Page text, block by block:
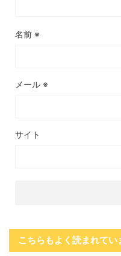
名前 ※
メール ※
サイト
こちらもよく読まれてい